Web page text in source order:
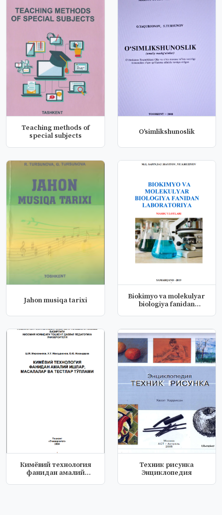
Teaching methods of
special subjects
O'simlikshunoslik
Jahon musiqa tarixi
Biokimyo va molekulyar
biologiya fanidan
Кимёвий технология
фанидан амалий
Техник рисунка
Энциклопедия